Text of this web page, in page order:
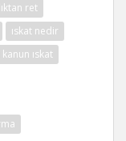
ret
ıskat nedir
ıskat